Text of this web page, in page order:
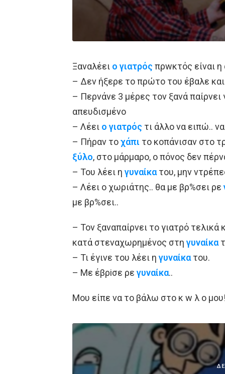
Ξαναλέει ο γιατρός πρwκτός είναι
– Δεν ήξερε το πρώτο του έβαλε
– Περνάνε 3 μέρες τον ξανά παίρνει
απευδισμένο
– Λέει ο γιατρός τι άλλο να ειπώ..
– Πήραν τοχάπι το κοπάνισαν στο
ξύλο, στο μάρμαρο, ο πόνος δεν
– Του λέει η γυναίκατου, μην
– Λέει ο χωριάτης.. θα με βρ%σει ρε
με βρ%σει..
– Τον ξαναπαίρνει το γιατρό τελικά
κατά στεναχωρημένος στη γυναίκα
– Τι έγινε του λέει η γυναίκατου.
– Με έβρiσε ρε γυναίκα..
Μου είπε να το βάλω στο κ w λ o